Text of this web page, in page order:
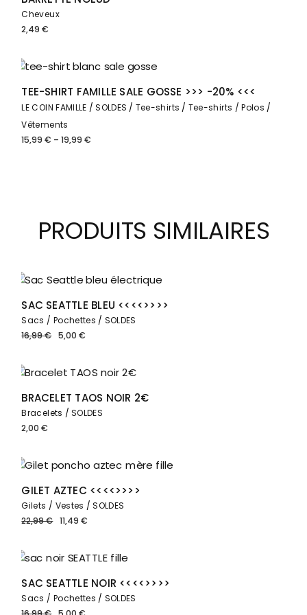
Cheveux
2,49€
TEE-SHIRT FAMILLE SALE GOSSE >>> -20% <<<
LE COIN FAMILLE SOLDES Tee-shirts
Tee-shirts / Polos
Vêtements
15,99€ –19,99€
Plage
PRODUITS SIMILAIRES
SAC SEATTLE BLEU <<<<>>>>
Sacs / Pochettes
SOLDES
16,99€
Le
était :
16,99 €.
5,00€
Le
est :
5,00 €.
BRACELET TAOS NOIR 2€
Bracelets
SOLDES
2,00€
GILET AZTEC <<<<>>>>
Gilets / Vestes
SOLDES
22,99€
Le
était :
22,99 €.
11,49€
Le
est :
11,49 €.
SAC SEATTLE NOIR <<<<>>>>
Sacs / Pochettes
SOLDES